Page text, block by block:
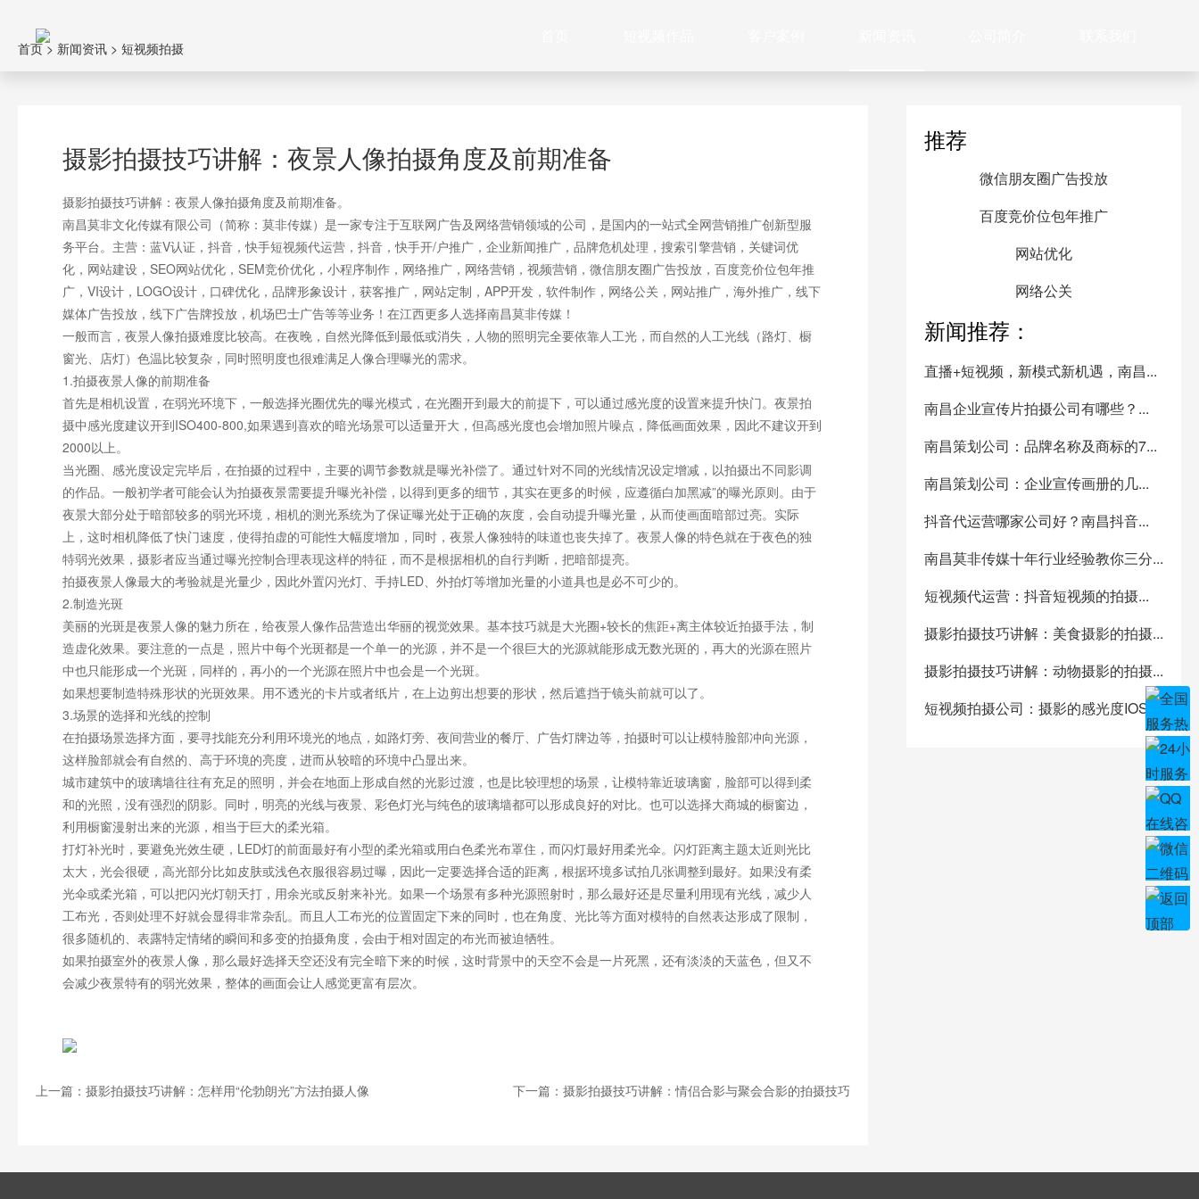
首页 > 新闻资讯 > 短视频拍摄
摄影拍摄技巧讲解：夜景人像拍摄角度及前期准备
摄影拍摄技巧讲解：夜景人像拍摄角度及前期准备。
南昌莫非文化传媒有限公司（简称：莫非传媒）是一家专注于互联网广告及网络营销领域的公司，是国内的一站式全网营销推广创新型服
务平台。主营：蓝V认证，抖音，快手短视频代运营，抖音，快手开/户推广，企业新闻推广，品牌危机处理，搜索引擎营销，关键词优
化，网站建设，SEO网站优化，SEM竞价优化，小程序制作，网络推广，网络营销，视频营销，微信朋友圈广告投放，百度竞价位包年推
广，VI设计，LOGO设计，口碑优化，品牌形象设计，获客推广，网站定制，APP开发，软件制作，网络公关，网站推广，海外推广，线下
媒体广告投放，线下广告牌投放，机场巴士广告等等业务！在江西更多人选择南昌莫非传媒！
一般而言，夜景人像拍摄难度比较高。在夜晚，自然光降低到最低或消失，人物的照明完全要依靠人工光，而自然的人工光线（路灯、橱
窗光、店灯）色温比较复杂，同时照明度也很难满足人像合理曝光的需求。
1.拍摄夜景人像的前期准备
首先是相机设置，在弱光环境下，一般选择光圈优先的曝光模式，在光圈开到最大的前提下，可以通过感光度的设置来提升快门。夜景拍
摄中感光度建议开到ISO400-800,如果遇到喜欢的暗光场景可以适量开大，但高感光度也会增加照片噪点，降低画面效果，因此不建议开到
2000以上。
当光圈、感光度设定完毕后，在拍摄的过程中，主要的调节参数就是曝光补偿了。通过针对不同的光线情况设定增减，以拍摄出不同影调
的作品。一般初学者可能会认为拍摄夜景需要提升曝光补偿，以得到更多的细节，其实在更多的时候，应遵循白加黑减”的曝光原则。由于
夜景大部分处于暗部较多的弱光环境，相机的测光系统为了保证曝光处于正确的灰度，会自动提升曝光量，从而使画面暗部过亮。实际
上，这时相机降低了快门速度，使得拍虚的可能性大幅度增加，同时，夜景人像独特的味道也丧失掉了。夜景人像的特色就在于夜色的独
特弱光效果，摄影者应当通过曝光控制合理表现这样的特征，而不是根据相机的自行判断，把暗部提亮。
拍摄夜景人像最大的考验就是光量少，因此外置闪光灯、手持LED、外拍灯等增加光量的小道具也是必不可少的。
2.制造光斑
美丽的光斑是夜景人像的魅力所在，给夜景人像作品营造出华丽的视觉效果。基本技巧就是大光圈+较长的焦距+离主体较近拍摄手法，制
造虚化效果。要注意的一点是，照片中每个光斑都是一个单一的光源，并不是一个很巨大的光源就能形成无数光斑的，再大的光源在照片
中也只能形成一个光斑，同样的，再小的一个光源在照片中也会是一个光斑。
如果想要制造特殊形状的光斑效果。用不透光的卡片或者纸片，在上边剪出想要的形状，然后遮挡于镜头前就可以了。
3.场景的选择和光线的控制
在拍摄场景选择方面，要寻找能充分利用环境光的地点，如路灯旁、夜间营业的餐厅、广告灯牌边等，拍摄时可以让模特脸部冲向光源，
这样脸部就会有自然的、高于环境的亮度，进而从较暗的环境中凸显出来。
城市建筑中的玻璃墙往往有充足的照明，并会在地面上形成自然的光影过渡，也是比较理想的场景，让模特靠近玻璃窗，脸部可以得到柔
和的光照，没有强烈的阴影。同时，明亮的光线与夜景、彩色灯光与纯色的玻璃墙都可以形成良好的对比。也可以选择大商城的橱窗边，
利用橱窗漫射出来的光源，相当于巨大的柔光箱。
打灯补光时，要避免光效生硬，LED灯的前面最好有小型的柔光箱或用白色柔光布罩住，而闪灯最好用柔光伞。闪灯距离主题太近则光比
太大，光会很硬，高光部分比如皮肤或浅色衣服很容易过曝，因此一定要选择合适的距离，根据环境多试拍几张调整到最好。如果没有柔
光伞或柔光箱，可以把闪光灯朝天打，用余光或反射来补光。如果一个场景有多种光源照射时，那么最好还是尽量利用现有光线，减少人
工布光，否则处理不好就会显得非常杂乱。而且人工布光的位置固定下来的同时，也在角度、光比等方面对模特的自然表达形成了限制，
很多随机的、表露特定情绪的瞬间和多变的拍摄角度，会由于相对固定的布光而被迫牺牲。
如果拍摄室外的夜景人像，那么最好选择天空还没有完全暗下来的时候，这时背景中的天空不会是一片死黑，还有淡淡的天蓝色，但又不
会减少夜景特有的弱光效果，整体的画面会让人感觉更富有层次。
上一篇：摄影拍摄技巧讲解：怎样用“伦勃朗光”方法拍摄人像 下一篇：摄影拍摄技巧讲解：情侣合影与聚会合影的拍摄技巧
推荐
微信朋友圈广告投放
百度竞价位包年推广
网站优化
网络公关
新闻推荐：
直播+短视频，新模式新机遇，南昌...
南昌企业宣传片拍摄公司有哪些？...
南昌策划公司：品牌名称及商标的7...
南昌策划公司：企业宣传画册的几...
抖音代运营哪家公司好？南昌抖音...
南昌莫非传媒十年行业经验教你三分...
短视频代运营：抖音短视频的拍摄...
摄影拍摄技巧讲解：美食摄影的拍摄...
摄影拍摄技巧讲解：动物摄影的拍摄...
短视频拍摄公司：摄影的感光度IOS...